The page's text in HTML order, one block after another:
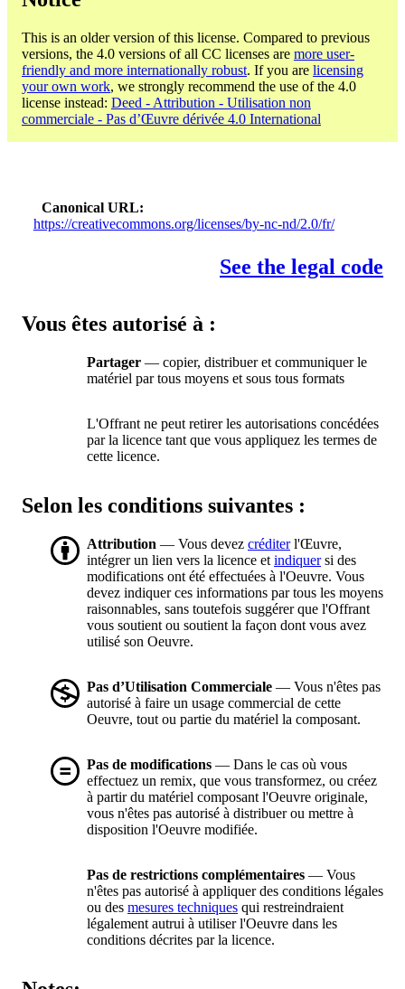
This is an older version of this license. Compared to previous
versions, the 4.0 versions of all CC licenses are more user-
friendly and more internationally robust. If you are licensing
your own work, we strongly recommend the use of the 4.0
license instead: Deed - Attribution - Utilisation non
commerciale - Pas d’Œuvre dérivée 4.0 International
Canonical URL
https://creativecommons.org/licenses/by-nc-nd/2.0/fr/
See the legal code
Vous êtes autorisé à :
Partager — copier, distribuer et communiquer le
matériel par tous moyens et sous tous formats
L'Offrant ne peut retirer les autorisations concédées
par la licence tant que vous appliquez les termes de
cette licence.
Selon les conditions suivantes :
Attribution — Vous devez créditerl'Œuvre,
intégrer un lien vers la licence et indiquersi des
modifications ont été effectuées à l'Oeuvre. Vous
devez indiquer ces informations par tous les moyens
raisonnables, sans toutefois suggérer que l'Offrant
vous soutient ou soutient la façon dont vous avez
utilisé son Oeuvre.
Pas d’Utilisation Commerciale — Vous n'êtes pas
autorisé à faire un usage commercial de cette
Oeuvre, tout ou partie du matériel la composant.
Pas de modifications — Dans le cas où vous
effectuez un remix, que vous transformez, ou créez
à partir du matériel composant l'Oeuvre originale,
vous n'êtes pas autorisé à distribuer ou mettre à
disposition l'Oeuvre modifiée.
Pas de restrictions complémentaires — Vous
n'êtes pas autorisé à appliquer des conditions légales
ou des mesures techniques qui restreindraient
légalement autrui à utiliser l'Oeuvre dans les
conditions décrites par la licence.